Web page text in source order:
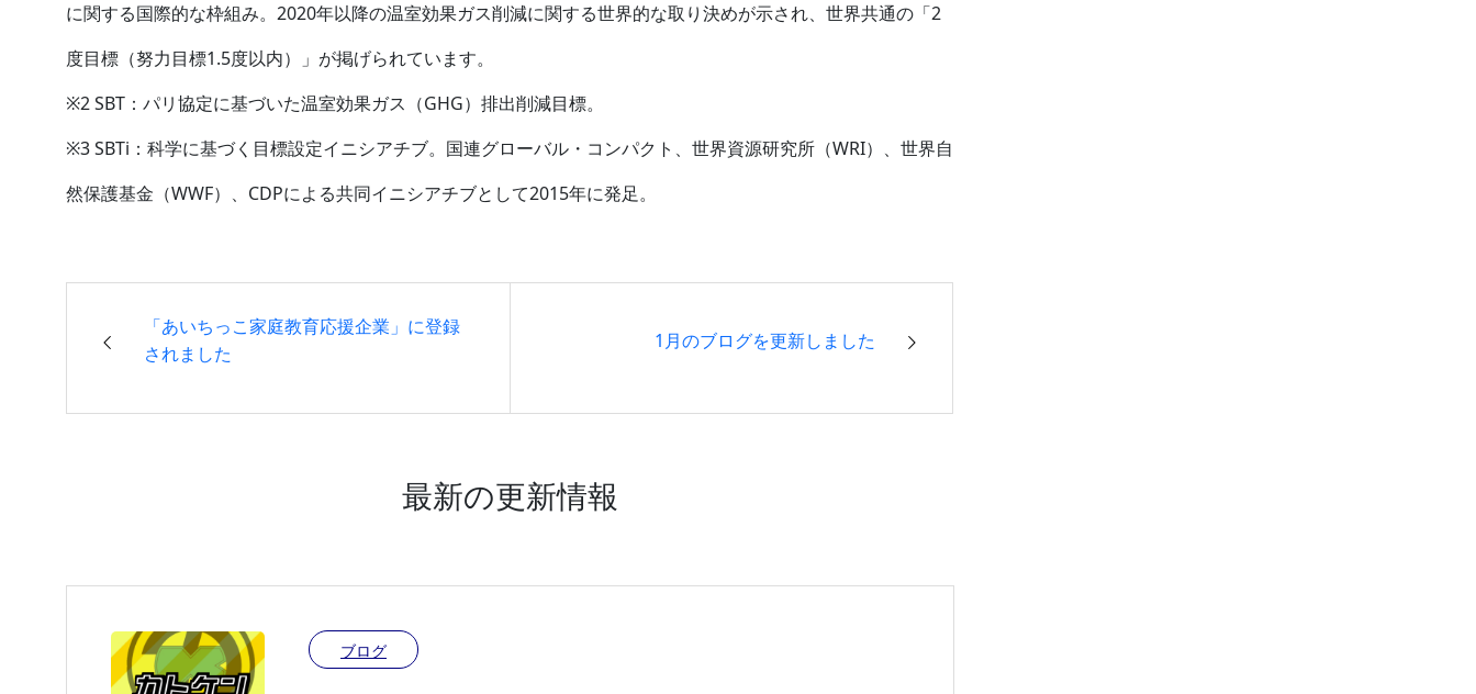
に関する国際的な枠組み。2020年以降の温室効果ガス削減に関する世界的な取り決めが示され、世界共通の「2
度目標（努力目標1.5度以内）」が掲げられています。
※2 SBT：パリ協定に基づいた温室効果ガス（GHG）排出削減目標。
※3 SBTi：科学に基づく目標設定イニシアチブ。国連グローバル・コンパクト、世界資源研究所（WRI）、世界自
然保護基金（WWF）、CDPによる共同イニシアチブとして2015年に発足。
「あいちっこ家庭教育応援企業」に登録
されました
1月のブログを更新しました
最新の更新情報
ブログ